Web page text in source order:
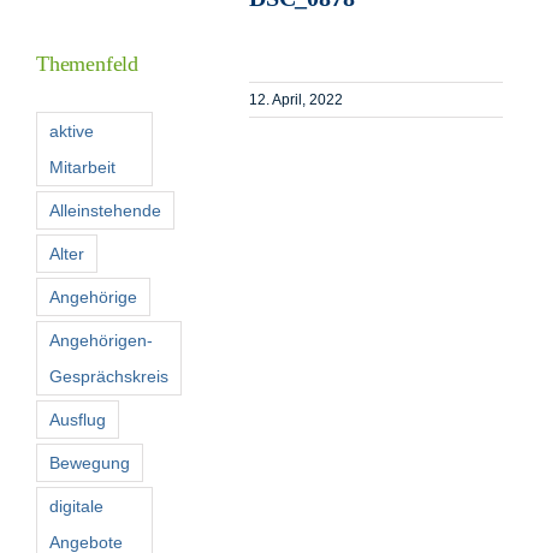
12. April, 2022
Themenfeld
aktive
Mitarbeit
Alleinstehende
Alter
Angehörige
Angehörigen-
Gesprächskreis
Ausflug
Bewegung
digitale
Angebote